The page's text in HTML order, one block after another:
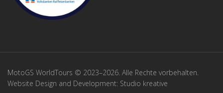
MotoGS WorldTours © 2023–2026. Alle Rechte vorbehalten.
Website Design and Development: Studio kreative